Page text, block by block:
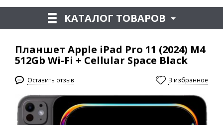
КАТАЛОГ ТОВАРОВ
Планшет Apple iPad Pro 11 (2024) M4
512Gb Wi-Fi + Cellular Space Black
Оставить отзыв В избранное